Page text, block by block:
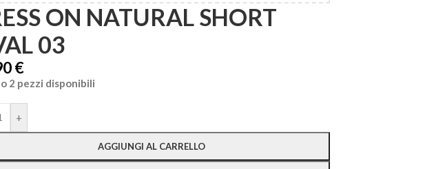
ON NATURAL SHORT
03
€
2 pezzi disponibili
+
AGGIUNGI AL CARRELLO